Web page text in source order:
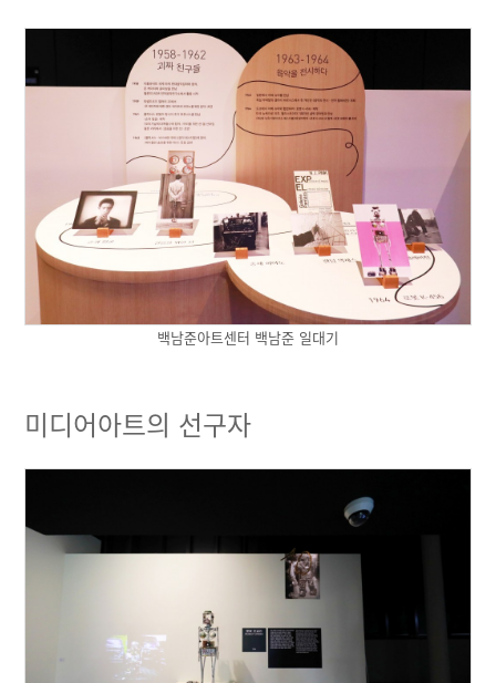
백남준아트센터 백남준 일대기
미디어아트의 선구자